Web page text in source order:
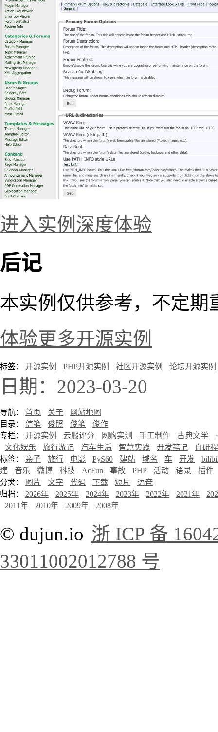
进入实例深度体验
后记
本实例仅供参考，不定期
体验更多开源实例
标签： 开源实例 PHP开源实例 社区开源实例 论坛开源实例
日期：2023-03-20
导航： 首页 关于
网站地图
目录： 信笔 俊照 俊笔
俊作
专栏： 开源实例 云服评分 网购实测 手工制作 古典文学
文化娱乐
旅行游记 汽车生活 智慧实践 开发笔记
自研
标签： 亲子 旅行 电影 PyS60 建站 域名 车 开发
建
音乐 微博 科技 AcFun 事故 PHP 活动 语录
插件
分类：
图片 文字 代码 下载 短片
语音
归档： 2026年 2025年 2024年 2023年 2022年 2021年
2011年
2010年 2009年 2008年
© dujun.io 浙 ICP 备
33011002012788 号